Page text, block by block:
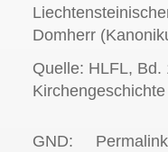
Domherr
Quelle: HLFL, Bd.
GND: